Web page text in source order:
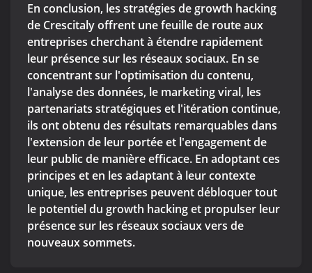
En conclusion, les stratégies de growth hacking
de Crescitaly offrent une feuille de route aux
entreprises cherchant à étendre rapidement
leur présence sur les réseaux sociaux. En se
concentrant sur l'optimisation du contenu,
l'analyse des données, le marketing viral, les
partenariats stratégiques et l'itération continue,
ils ont obtenu des résultats remarquables dans
l'extension de leur portée et l'engagement de
leur public de manière efficace. En adoptant ces
principes et en les adaptant à leur contexte
unique, les entreprises peuvent débloquer tout
le potentiel du growth hacking et propulser leur
présence sur les réseaux sociaux vers de
nouveaux sommets.